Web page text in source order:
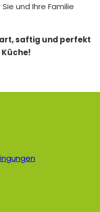
und Ihre Familie
saftig und perfekt